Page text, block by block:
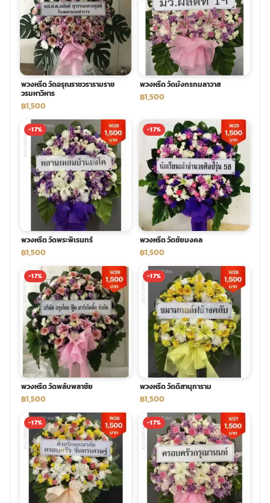
พวงหรีด วัดอรุณราชวรารามราช
วรมหาวิหาร
฿1,500
พวงหรีด วัดมังกรกมลาวาส
฿1,500
-17%
พวงหรีด วัดพระพิเรนทร์
฿1,500
-17%
พวงหรีด วัดชัยมงคล
฿1,500
-17%
พวงหรีด วัดพลับพลาชัย
฿1,500
-17%
พวงหรีด วัดดิสานุการาม
฿1,500
-17% -17%